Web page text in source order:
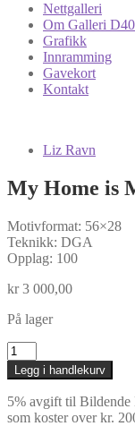
Nettgalleri
Om Galleri D40
Grafikk
Innramming
Gavekort
Kontakt
Liz Ravn
My Home is
Motivformat: 56×28
Teknikk: DGA
Opplag: 100
kr3 000,00
På lager
My
Home
is
My
Castle
Legg i handlekurv
5% avgift til Bildende
som koster over kr.